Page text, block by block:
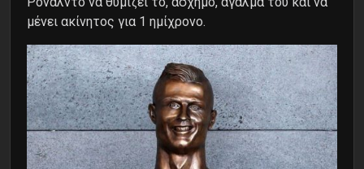
μένει ακίνητος για 1 ημίχρονο.